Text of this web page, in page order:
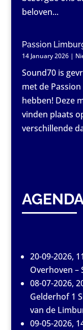
beloven...
Passion
14 January 2026|
Sound70 is
met de
hebben! Deze
vinden plaats
verschillende
20-09-2026,
Overhoven –
08-07-2026,
Gelderhof 1
van de
09-05-2026,